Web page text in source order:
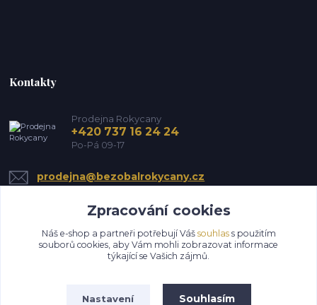
Kontakty
Prodejna Rokycany
+420 737 16 24 24
Po-Pá 09-17
prodejna@bezobalrokycany.cz
Upravit sběr cookies.
Zpracování cookies
Náš e-shop a partneři potřebují Váš souhlass použitím
souborů cookies, aby Vám mohli zobrazovat informace
týkající se Vašich zájmů.
Nastavení Souhlasím